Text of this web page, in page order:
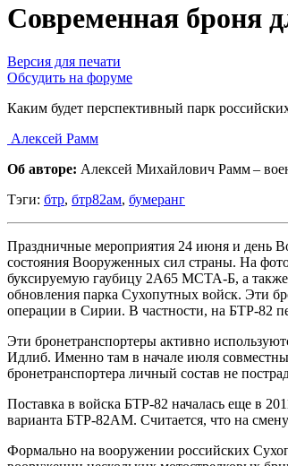
Современная броня
Версия для печати
Обсудить на форуме
Каким будет перспективный парк
Алексей Рамм
Об авторе: Алексей Михайлович Рамм –
Тэги: бтр, бтр82ам, бумеранг
Праздничные мероприятия 24 июня и день
состояния Вооруженных сил страны. На
буксируемую гаубицу 2А65 МСТА-Б, а также
обновления парка Сухопутных войск. Эти
операции в Сирии. В частности, на БТР-82
Эти бронетранспортеры активно
Идлиб. Именно там в начале июля
бронетранспортера личный состав не
Поставка в войска БТР-82 началась еще в
варианта БТР-82АМ. Считается, что на
Формально на вооружении российских